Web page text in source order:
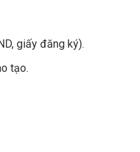
giấy đăng ký).
tạo.